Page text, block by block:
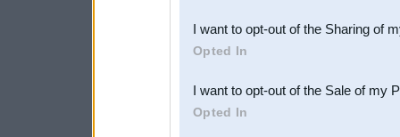
Downstream Participants
third parties.
I want to opt-out of the Sharing of
Opted In
I want to opt-out of the Sale of my
Opted In